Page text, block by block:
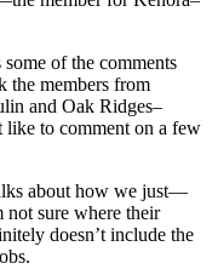
some of the comments
the members from
and Oak Ridges–
like to comment on a few
about how we just—
not sure where their
doesn’t include the